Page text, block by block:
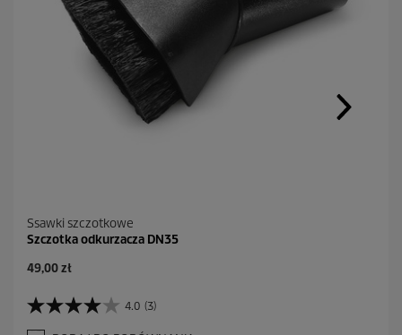
Ssawki szczotkowe
Szczotka odkurzacza DN35
A
t
u
a
49,00 zł
4.0 (3)
4
.